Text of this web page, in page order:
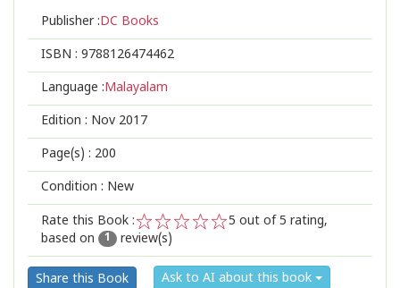
Publisher :DC Books
ISBN : 9788126474462
Language :Malayalam
Edition : Nov 2017
Page(s) : 200
Condition : New
Rate this Book :
2
1
5 out of 5 rating,
based on
1 review(s)
Share this Book Ask to AI about this book